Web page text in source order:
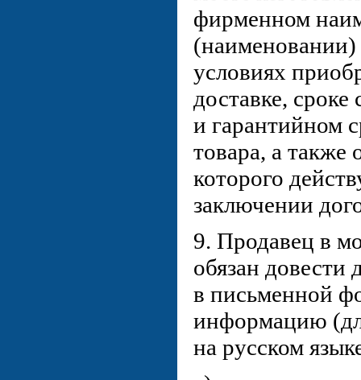
фирменном
(наименовании)
условиях
доставке,
и гарантийном
товара, а также
которого
заключении
9. Продавец в
обязан довести
в письменной
информацию
на русском